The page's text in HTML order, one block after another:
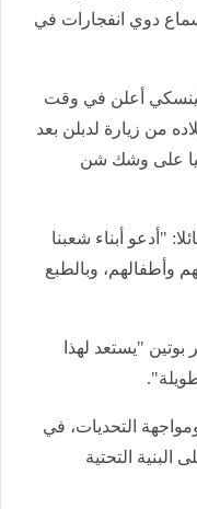
دوي انفجارات في
أعلن في وقت
من زيارة لدبلن بعد
على وشك شن
"أدعو أبناء شعبنا
وأطفالهم، وبالطبع
بوتين "يستعد لهذا
التحديات، في
التحتية